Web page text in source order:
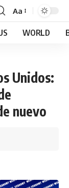
Aa
WORLD
Unidos:
nuevo